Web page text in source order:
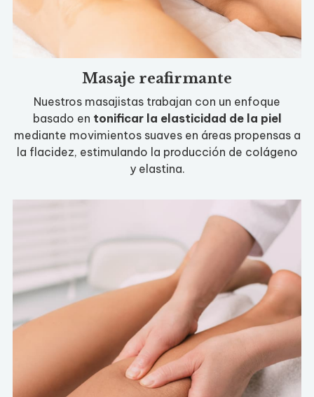
Masaje reafirmante
Nuestros masajistas trabajan con un enfoque
basado en tonificar la elasticidad de la piel
mediante movimientos suaves en áreas propensas a
la flacidez, estimulando la producción de colágeno
y elastina.